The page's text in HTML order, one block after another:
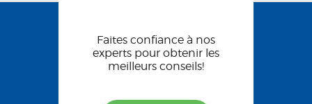
Faites confiance à nos
experts pour obtenir les
meilleurs conseils!